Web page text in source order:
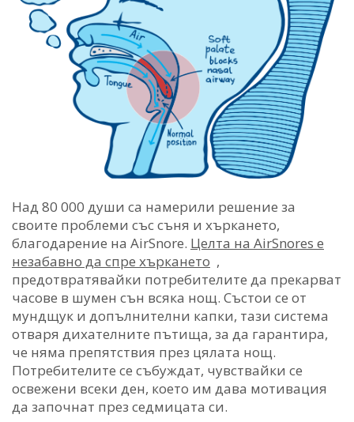
Над 80 000 души са намерили решение за
своите проблеми със съня и хъркането,
благодарение на AirSnore. Целта на AirSnores е
незабавно да спре хъркането ,
предотвратявайки потребителите да прекарват
часове в шумен сън всяка нощ. Състои се от
мундщук и допълнителни капки, тази система
отваря дихателните пътища, за да гарантира,
че няма препятствия през цялата нощ.
Потребителите се събуждат, чувствайки се
освежени всеки ден, което им дава мотивация
да започнат през седмицата си.